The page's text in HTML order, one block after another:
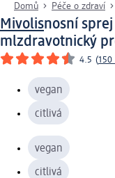
Domů Péče o zdraví
Mivolisnosní
mlzdravotnický
4.5 (150
vegan
citlivá
vegan
citlivá